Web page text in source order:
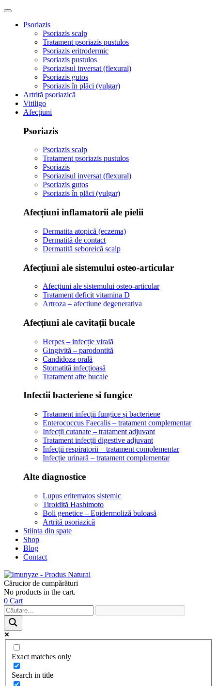
Psoriazis
Psoriazis scalp
Tratament psoriazis pustulos
Psoriazis eritrodermic
Psoriazis pustulos
Psoriazisul inversat (flexural)
Psoriazis gutos
Psoriazis în plăci (vulgar)
Artrită psoriazică
Vitiligo
Afecțiuni
Psoriazis
Psoriazis scalp
Tratament psoriazis pustulos
Psoriazis
Psoriazisul inversat (flexural)
Psoriazis gutos
Psoriazis în plăci (vulgar)
Afecțiuni inflamatorii ale pielii
Dermatita atopică (eczema)
Dermatită de contact
Dermatită seboreică scalp
Afecțiuni ale sistemului osteo-articular
Afecțiuni ale sistemului osteo-articular
Tratament deficit vitamina D
Artroza – afectiune degenerativa
Afecțiuni ale cavitații bucale
Herpes – infecție virală
Gingivită – parodontită
Candidoza orală
Stomatită infecțioasă
Tratament afte bucale
Infectii bacteriene si fungice
Tratament infecții fungice și bacteriene
Enterococcus Faecalis – tratament complementar
Infecții cutanate – tratament adjuvant
Tratament infecții digestive adjuvant
Infecții respiratorii – tratament complementar
Infecție urinară – tratament complementar
Alte diagnostice
Lupus eritematos sistemic
Tiroidită Hashimoto
Boli genetice – Epidermoliză buloasă
Artrită psoriazică
Stiinta din spate
Shop
Blog
Contact
Cărucior de cumpărături
No products in the cart.
0 Cart
Exact matches only
Search in title